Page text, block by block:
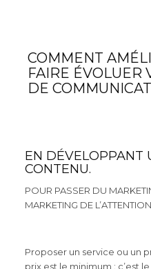
COMMENT
FAIRE ÉVOLUER
DE
EN DÉVELOPPANT
CONTENU.
POUR PASSER DU
MARKETING DE L’ATTENTION.
Proposer un service ou un
prix est le minimum : c’est